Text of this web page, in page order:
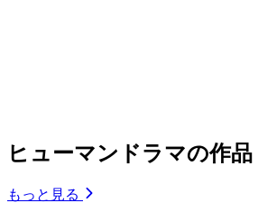
ヒューマンドラマの作品
もっと見る